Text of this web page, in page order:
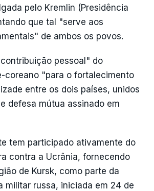
pelo Kremlin (Presidência
que tal "serve aos
de ambos os povos.
pessoal" do
coreano "para o fortalecimento
entre os dois países, unidos
defesa mútua assinado em
tem participado ativamente do
contra a Ucrânia, fornecendo
de Kursk, como parte da
militar russa, iniciada em 24 de